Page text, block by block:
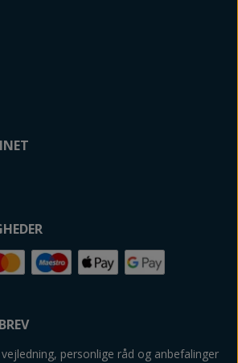
personlige råd og anbefalinger